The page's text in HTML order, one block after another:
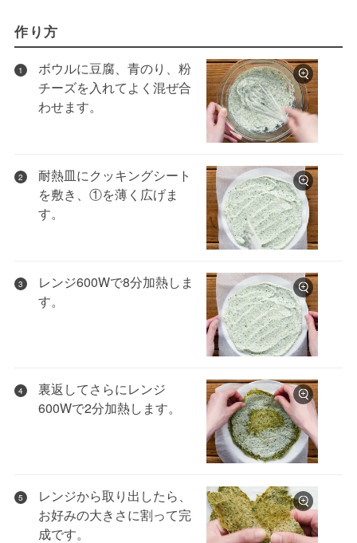
作り方
1
ボウルに豆腐、青のり、粉
チーズを入れてよく混ぜ合
わせます。
2
耐熱皿にクッキングシート
を敷き、①を薄く広げま
す。
3
レンジ600Wで8分加熱しま
す。
4
裏返してさらにレンジ
600Wで2分加熱します。
5
レンジから取り出したら、
お好みの大きさに割って完
成です。